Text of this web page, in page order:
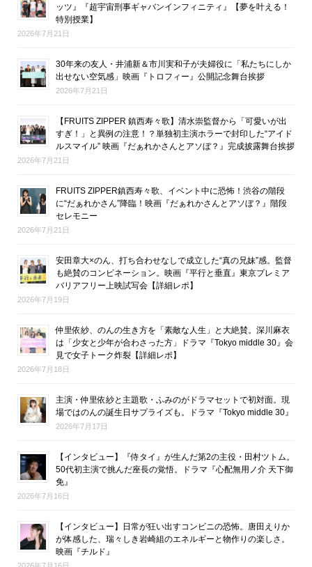
ッツ』『超宇宙刑事ギャバンインフィニティ』【夢を叶える！
特別授業】
2026年7月21日
30年来の友人・井浦新＆市川実和子が夫婦役に「私たちにしか
出せない空気感」映画『トロフィー』公開記念舞台挨拶
2026年7月21日
【FRUITS ZIPPER 鎮西寿々歌】清水崇監督から「可愛いが出
すぎ！」と異例の注意！？単独初主演ホラーで封印した“アイド
ルスマイル” 映画『だぁれかさんとアソぼ？』完成披露舞台挨拶
2026年7月21日
FRUITS ZIPPER鎮西寿々歌、イベント中に恐怖！渋谷の階段
に“だぁれかさん”降臨！映画『だぁれかさんとアソぼ？』階段
セレモニー
2026年7月21日
安田章大×のん、打ち合わせなしで成立した“真の兄妹”感。監督
も絶賛のコンビネーション。映画『平行と垂直』東京プレミア
バリアフリー上映試写会【詳細レポ】
2026年7月19日
仲里依紗、のんの生き方を「素敵な人生」と大絶賛。深川麻衣
は「少女と少年が合わさった方」ドラマ『Tokyo middle 30』会
見で女子トーク炸裂【詳細レポ】
2026年7月18日
主演・仲里依紗と主題歌・ふみのがドラマセットで初対面。現
場ではのんの誕生日サプライズも。ドラマ『Tokyo middle 30』
2026年7月17日
【インタビュー】『侍タイ』が生んだ第2の主役・田村ツトム。
50代初主演で挑んだ座長の覚悟。ドラマ『心配無用ノ介 天下御
免』
2026年7月16日
【インタビュー】日常が狂い出すコンビニの恐怖。唐田えりか
が体感した、瑞々しき岩崎組のエネルギーと物作りの楽しさ。
映画『チルド』